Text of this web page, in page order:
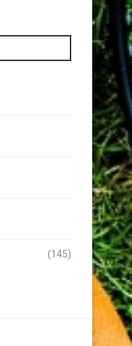
(145)